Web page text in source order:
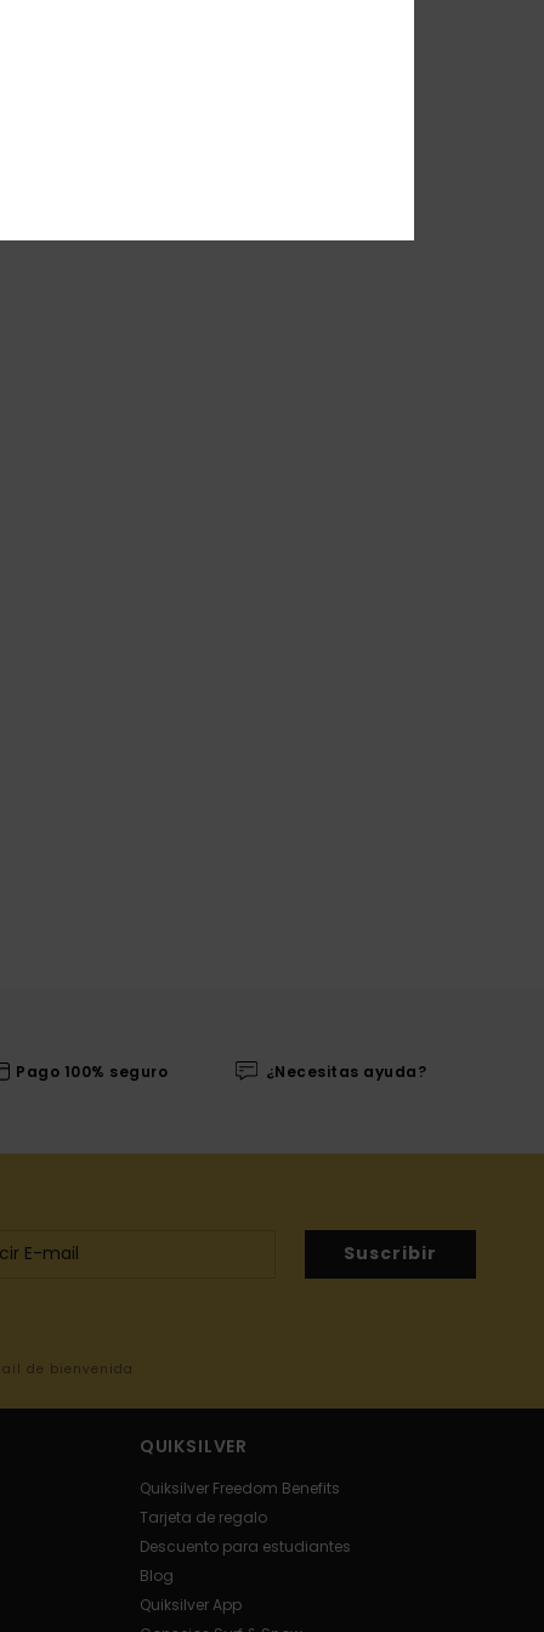
Pago 100% seguro ¿Necesitas ayuda?
Suscribir
de bienvenida
QUIKSILVER
Quiksilver Freedom Benefits
Tarjeta de regalo
Descuento para estudiantes
Blog
Quiksilver App